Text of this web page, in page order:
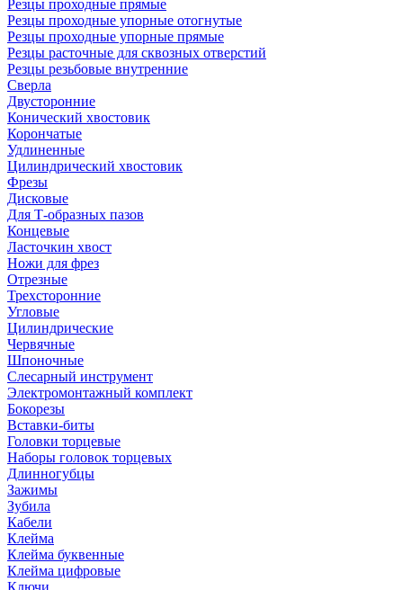
Резцы проходные прямые
Резцы проходные упорные отогнутые
Резцы проходные упорные прямые
Резцы расточные для сквозных отверстий
Резцы резьбовые внутренние
Сверла
Двусторонние
Конический хвостовик
Корончатые
Удлиненные
Цилиндрический хвостовик
Фрезы
Дисковые
Для Т-образных пазов
Концевые
Ласточкин хвост
Ножи для фрез
Отрезные
Трехсторонние
Угловые
Цилиндрические
Червячные
Шпоночные
Слесарный инструмент
Электромонтажный комплект
Бокорезы
Вставки-биты
Головки торцевые
Наборы головок торцевых
Длинногубцы
Зажимы
Зубила
Кабели
Клейма
Клейма буквенные
Клейма цифровые
Ключи